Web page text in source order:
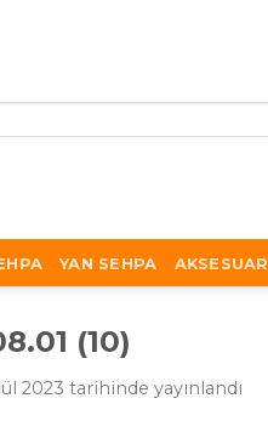
YAN SEHPA AKSESUAR
(10)
2023 tarihinde yayınlandı